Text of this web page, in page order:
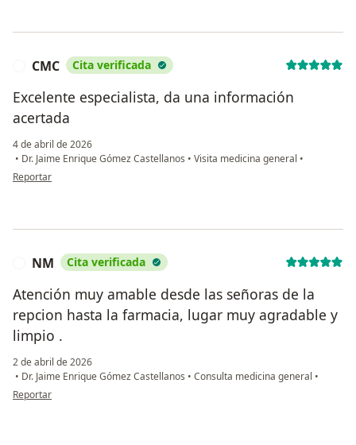
CMC Cita verificada
Excelente especialista, da una información
acertada
4 de abril de 2026
• Dr. Jaime Enrique Gómez Castellanos • Visita medicina general •
en opinión del usuario CMC
Reportar
NM Cita verificada
Atención muy amable desde las señoras de la
repcion hasta la farmacia, lugar muy agradable y
limpio .
2 de abril de 2026
• Dr. Jaime Enrique Gómez Castellanos • Consulta medicina general •
en opinión del usuario NM
Reportar